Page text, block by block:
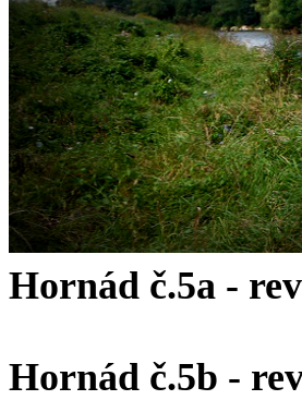
Hornád č.5a -
Hornád č.5b -